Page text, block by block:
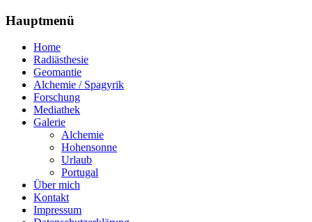
Hauptmenü
Home
Radiästhesie
Geomantie
Alchemie / Spagyrik
Forschung
Mediathek
Galerie
Alchemie
Hohensonne
Urlaub
Portugal
Über mich
Kontakt
Impressum